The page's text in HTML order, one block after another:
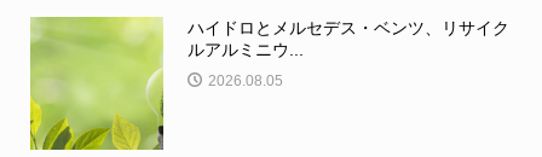
ハイドロとメルセデス・ベンツ、リサイク
ルアルミニウ...
2026.08.05